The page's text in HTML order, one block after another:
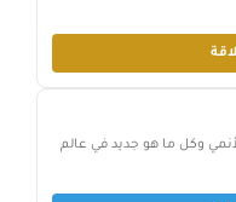
وكل ما هو جديد في عالم